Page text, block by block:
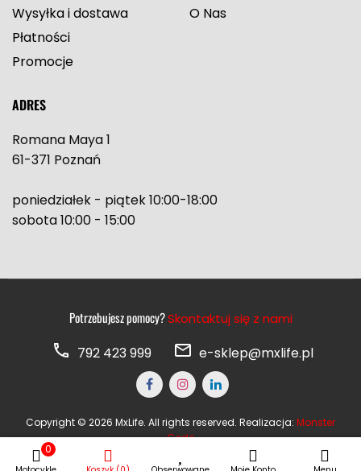
Wysyłka i dostawa
Płatności
Promocje
O Nas
ADRES
Romana Maya 1
61-371 Poznań
poniedziałek - piątek 10:00-18:00
sobota 10:00 - 15:00
0
Potrzebujesz pomocy?Skontaktuj się z nami
792 423 999 e-sklep@mxlife.pl
Copyright © 2026 MxLife. All rights reserved. Realizacja: Monster
Code